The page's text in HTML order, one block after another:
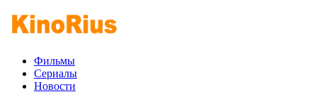
Фильмы
Сериалы
Новости